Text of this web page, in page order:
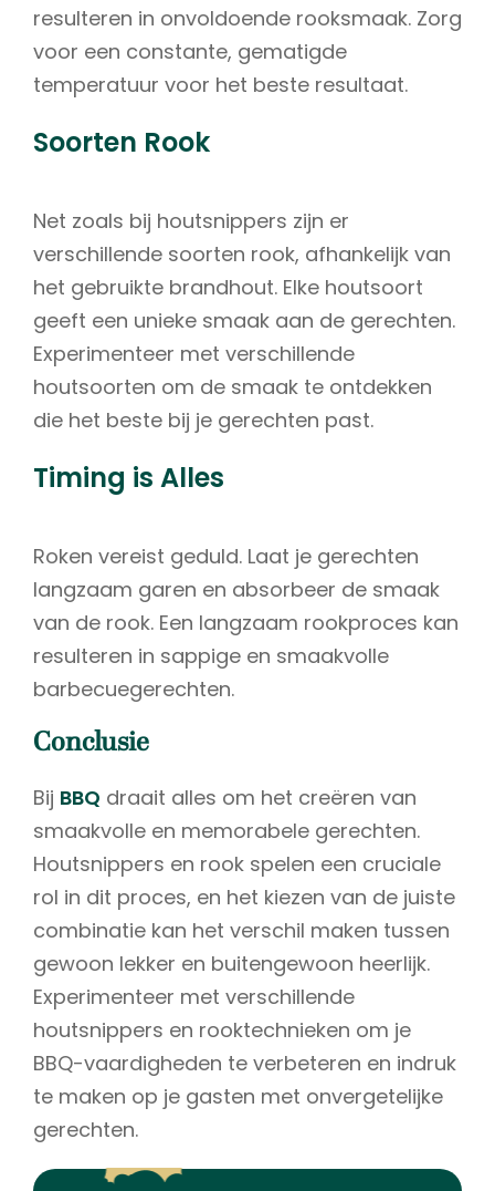
resulteren in onvoldoende rooksmaak. Zorg
voor een constante, gematigde
temperatuur voor het beste resultaat.
Soorten Rook
Net zoals bij houtsnippers zijn er
verschillende soorten rook, afhankelijk van
het gebruikte brandhout. Elke houtsoort
geeft een unieke smaak aan de gerechten.
Experimenteer met verschillende
houtsoorten om de smaak te ontdekken
die het beste bij je gerechten past.
Timing is Alles
Roken vereist geduld. Laat je gerechten
langzaam garen en absorbeer de smaak
van de rook. Een langzaam rookproces kan
resulteren in sappige en smaakvolle
barbecuegerechten.
Conclusie
Bij BBQ draait alles om het creëren van
smaakvolle en memorabele gerechten.
Houtsnippers en rook spelen een cruciale
rol in dit proces, en het kiezen van de juiste
combinatie kan het verschil maken tussen
gewoon lekker en buitengewoon heerlijk.
Experimenteer met verschillende
houtsnippers en rooktechnieken om je
BBQ-vaardigheden te verbeteren en indruk
te maken op je gasten met onvergetelijke
gerechten.